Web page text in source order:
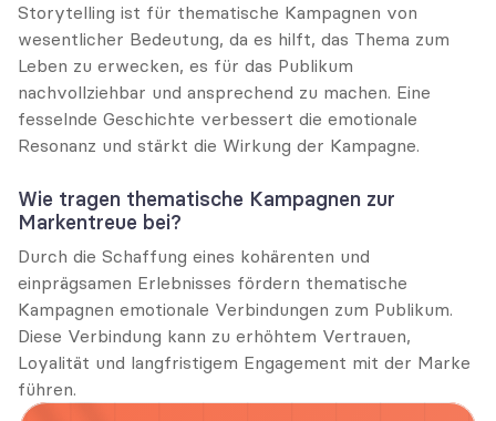
Storytelling ist für thematische Kampagnen von
wesentlicher Bedeutung, da es hilft, das Thema zum
Leben zu erwecken, es für das Publikum
nachvollziehbar und ansprechend zu machen. Eine
fesselnde Geschichte verbessert die emotionale
Resonanz und stärkt die Wirkung der Kampagne.
Wie tragen thematische Kampagnen zur
Markentreue bei?
Durch die Schaffung eines kohärenten und
einprägsamen Erlebnisses fördern thematische
Kampagnen emotionale Verbindungen zum Publikum.
Diese Verbindung kann zu erhöhtem Vertrauen,
Loyalität und langfristigem Engagement mit der Marke
führen.